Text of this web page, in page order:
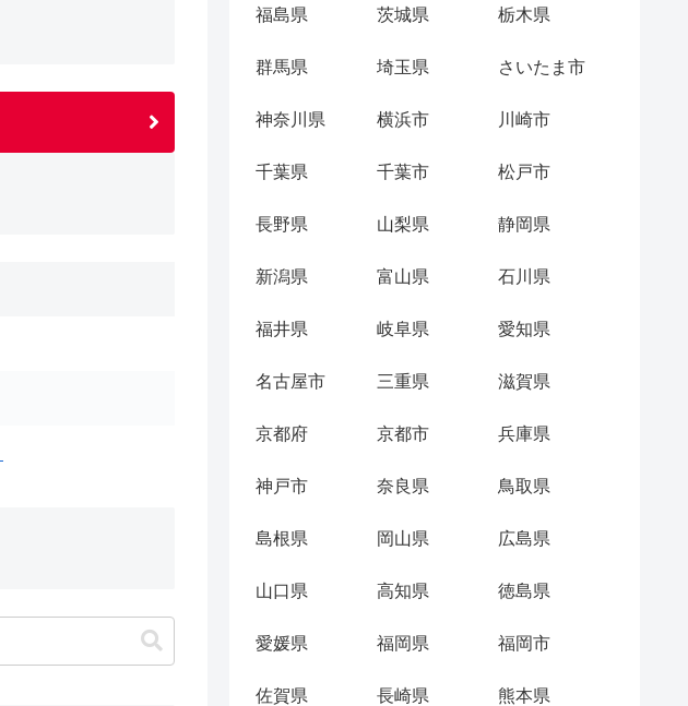
福島県 茨城県 栃木県
群馬県 埼玉県 さいたま市
神奈川県 横浜市 川崎市
千葉県 千葉市 松戸市
長野県 山梨県 静岡県
新潟県 富山県 石川県
福井県 岐阜県 愛知県
名古屋市 三重県 滋賀県
京都府 京都市 兵庫県
神戸市 奈良県 鳥取県
島根県 岡山県 広島県
山口県 高知県 徳島県
愛媛県 福岡県 福岡市
佐賀県 長崎県 熊本県